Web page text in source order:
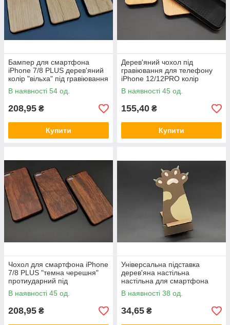
Бампер для смартфона
iPhone 7/8 PLUS дерев'яний
колір "вільха" під гравіювання
В наявності 54 од.
208,95 ₴
Купити
Дерев'яний чохол під
гравіювання для телефону
iPhone 12/12PRO колір
"вільха"
В наявності 45 од.
155,40 ₴
Купити
Чохол для смартфона iPhone
7/8 PLUS "темна черешня"
протиударний під
гравіювання
В наявності 45 од.
208,95 ₴
Універсальна підставка
дерев'яна настільна
настільна для смартфона
"Лапка тигра" 18х8см
В наявності 38 од.
34,65 ₴